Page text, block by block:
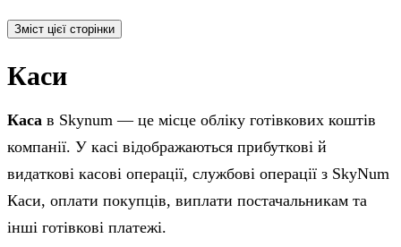
Зміст цієї сторінки
Каси
Каса в Skynum — це місце обліку готівкових коштів
компанії. У касі відображаються прибуткові й
видаткові касові операції, службові операції з SkyNum
Каси, оплати покупців, виплати постачальникам та
інші готівкові платежі.